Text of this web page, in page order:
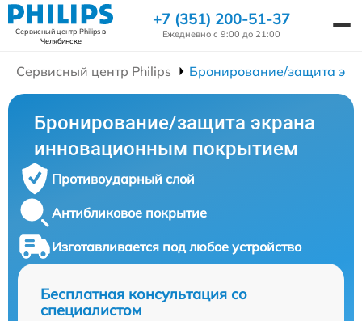
Сервисный центр Philipsв
Челябинске
+7 (351) 200-51-37
Ежедневно с 9:00 до 21:00
Сервисный центр Philips Бронирование/защита
Бронирование/защита экрана
инновационным покрытием
Противоударный слой
Антибликовое покрытие
Изготавливается под любое устройство
Бесплатная консультация со
специалистом